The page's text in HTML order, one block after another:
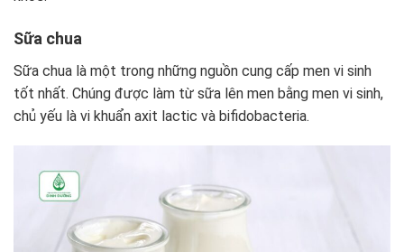
Sữa chua
Sữa chua là một trong những nguồn cung cấp men vi sinh
tốt nhất. Chúng được làm từ sữa lên men bằng men vi sinh,
chủ yếu là vi khuẩn axit lactic và bifidobacteria.